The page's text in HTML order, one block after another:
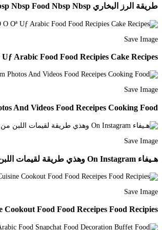
طريقة الرز البخاري Nbsp Nbsp Food Nbsp Nbsp اندومي كشنة طبخات سهله طبخ جمعات اكل لذيذ انستقرام مطبخ دا Cooking Dinner Food
Save Image
Arabic Food Food Recipies Cake Recipes
Save Image
And Videos Food Receipes Cooking Food
Save Image
هـيفاء On Instagram وهذي طريقة لقيمات اللبن من وصفات الشيف منال العالم انا سويتها بدون هيل و زعفران Tunisian Food Cooking Recipes Desserts Food Receipes
Save Image
Food Food Receipes Food Recipies